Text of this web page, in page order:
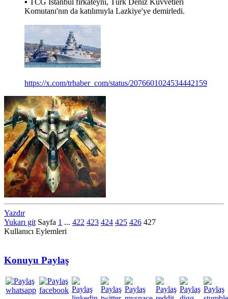
Komutanı'nın da katılımıyla Lazkiye'ye demirledi.
https://x.com/trhaber_com/status/2076601024534442159
Yazdır
Yukarı git Sayfa 1 ... 422 423 424 425 426 427
Kullanıcı Eylemleri
Konuyu Paylaş